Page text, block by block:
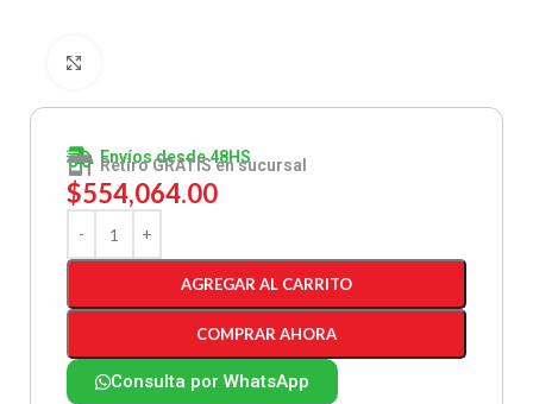
Envíos desde 48HS
Retiro GRATIS en sucursal
$554,064.00
AGREGAR AL CARRITO
COMPRAR AHORA
Consulta por WhatsApp